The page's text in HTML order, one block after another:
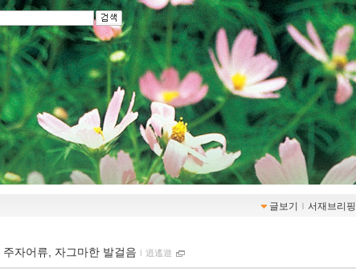
글보기 ｌ 서재브리핑
주자어류, 자그마한 발걸음 ｌ 逍遙遊